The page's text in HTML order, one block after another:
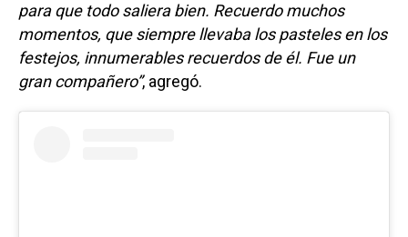
para que todo saliera bien. Recuerdo muchos
momentos, que siempre llevaba los pasteles en los
festejos, innumerables recuerdos de él. Fue un
gran compañero”, agregó.